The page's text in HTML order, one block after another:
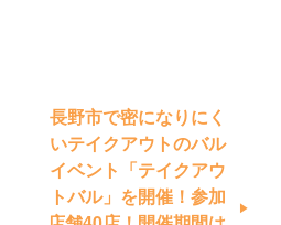
長野市で密になりにく
いテイクアウトのバル
イベント「テイクアウ
トバル」を開催！参加